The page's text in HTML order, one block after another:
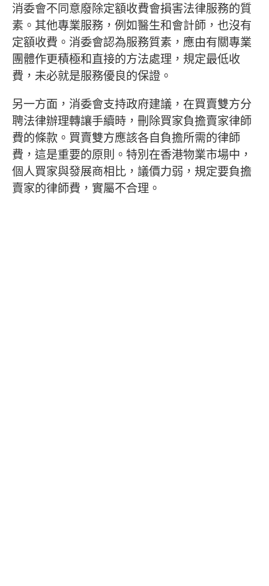
消委會不同意廢除定額收費會損害法律服務的質
素。其他專業服務，例如醫生和會計師，也沒有
定額收費。消委會認為服務質素，應由有關專業
團體作更積極和直接的方法處理，規定最低收
費，未必就是服務優良的保證。
另一方面，消委會支持政府建議，在買賣雙方分
聘法律辦理轉讓手續時，刪除買家負擔賣家律師
費的條款。買賣雙方應該各自負擔所需的律師
費，這是重要的原則。特別在香港物業市場中，
個人買家與發展商相比，議價力弱，規定要負擔
賣家的律師費，實屬不合理。